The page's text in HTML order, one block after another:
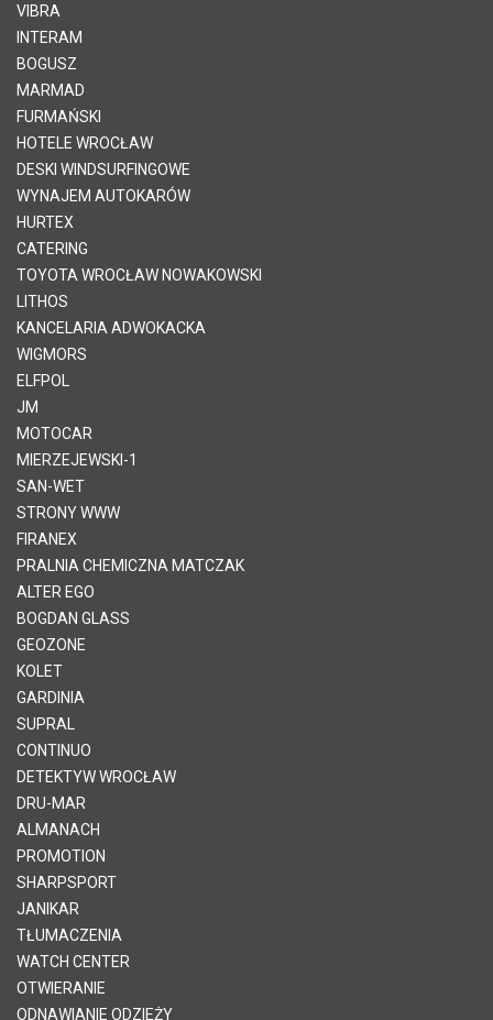
VIBRA
INTERAM
BOGUSZ
MARMAD
FURMAŃSKI
HOTELE WROCŁAW
DESKI WINDSURFINGOWE
WYNAJEM AUTOKARÓW
HURTEX
CATERING
TOYOTA WROCŁAW NOWAKOWSKI
LITHOS
KANCELARIA ADWOKACKA
WIGMORS
ELFPOL
JM
MOTOCAR
MIERZEJEWSKI-1
SAN-WET
STRONY WWW
FIRANEX
PRALNIA CHEMICZNA MATCZAK
ALTER EGO
BOGDAN GLASS
GEOZONE
KOLET
GARDINIA
SUPRAL
CONTINUO
DETEKTYW WROCŁAW
DRU-MAR
ALMANACH
PROMOTION
SHARPSPORT
JANIKAR
TŁUMACZENIA
WATCH CENTER
OTWIERANIE
ODNAWIANIE ODZIEŻY